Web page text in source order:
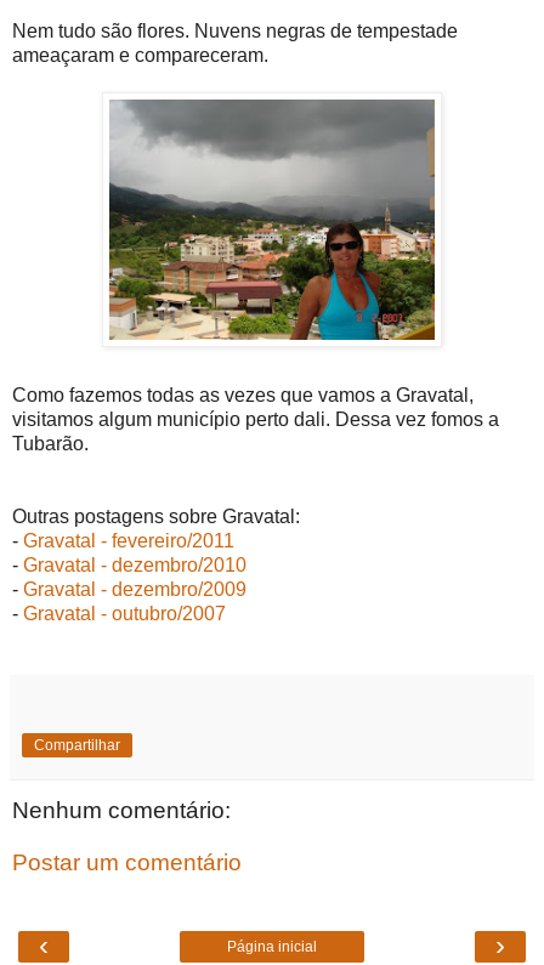
Nem tudo são flores. Nuvens negras de tempestade
ameaçaram e compareceram.
Como fazemos todas as vezes que vamos a Gravatal,
visitamos algum município perto dali. Dessa vez fomos a
Tubarão.
Outras postagens sobre Gravatal:
- Gravatal - fevereiro/2011
- Gravatal - dezembro/2010
- Gravatal - dezembro/2009
- Gravatal - outubro/2007
Compartilhar
Nenhum comentário:
Postar um comentário
‹ ›
Página inicial